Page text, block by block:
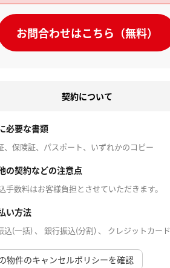
お問合わせはこちら（無料）
契約について
必要な書類
、保険証、パスポート、いずれかのコピー
の契約などの注意点
手数料はお客様負担とさせていただきます。
い方法
込(一括) 、 銀行振込(分割) 、 クレジットカード
物件のキャンセルポリシーを確認